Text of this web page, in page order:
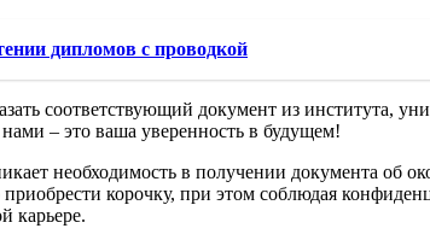
дипломов с проводкой
соответствующий документ из института,
– это ваша уверенность в будущем!
необходимость в получении документа об
приобрести корочку, при этом соблюдая
карьере.